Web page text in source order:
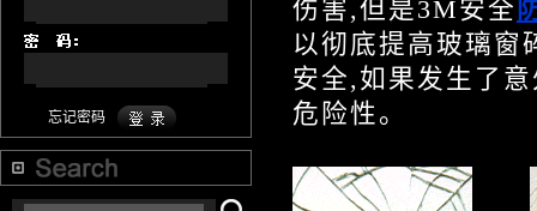
忘记密码
伤害,但是3M安全
以彻底提高玻璃窗
安全,如果发生了
危险性。